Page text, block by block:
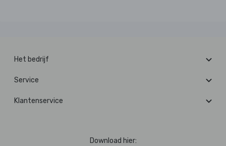
Het bedrijf
Service
Klantenservice
Download hier: